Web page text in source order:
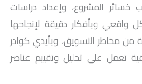
المشروع، وإعداد دراسات
واقعي وبأفكار دقيقة لإنجاحها
من مخاطر التسويق، وبأيدي كوادر
تعمل على تحليل وتقييم عناصر